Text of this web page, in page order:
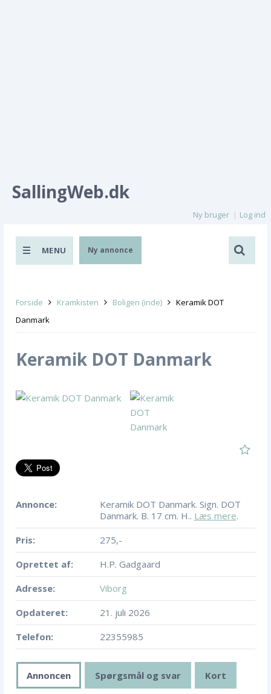
SallingWeb.dk
Ny bruger Log ind
MENU Ny annonce
Forside Kramkisten Boligen (inde)
Keramik DOT
Danmark
Keramik DOT Danmark
Annonce:
Keramik DOT Danmark. Sign. DOT
Danmark. B. 17 cm. H.. Læs mere.
Pris:
275,-
Oprettet af:
H.P. Gadgaard
Adresse:
Viborg
Opdateret:
21. juli 2026
Telefon:
22355985
Annoncen Spørgsmål og svar Kort